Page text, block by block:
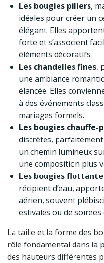
Les bougies piliers,
idéales pour créer un
élégant. Elles
forte et s’associent
éléments décoratifs.
Les chandelles fines,
une ambiance
élancée. Elles
à des événements
mariages formels.
Les bougies
discrètes,
un chemin lumineux
une composition plus
Les bougies
récipient d’eau,
aérien, souvent
estivales ou de
La taille et la forme des
rôle fondamental dans la
des hauteurs différentes